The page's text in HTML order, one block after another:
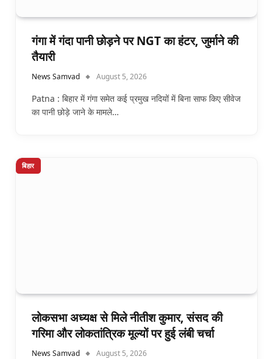
गंगा में गंदा पानी छोड़ने पर NGT का हंटर, जुर्माने की
तैयारी
News Samvad August 5, 2026
Patna : बिहार में गंगा समेत कई प्रमुख नदियों में बिना साफ किए सीवेज
का पानी छोड़े जाने के मामले…
बिहार
लोकसभा अध्यक्ष से मिले नीतीश कुमार, संसद की
गरिमा और लोकतांत्रिक मूल्यों पर हुई लंबी चर्चा
News Samvad August 5, 2026